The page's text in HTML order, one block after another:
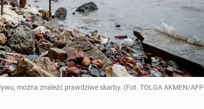
można znaleźć prawdziwe skarby. (Fot. TOLGA AKMEN/AFP